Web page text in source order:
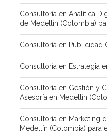
Consultoría en Analítica
de Medellín (Colombia)
Consultoría en Publicidad
Consultoría en Estrategia
Consultoría en Gestión y
Asesoría en Medellín
Consultoría en Marketing
Medellín (Colombia) para